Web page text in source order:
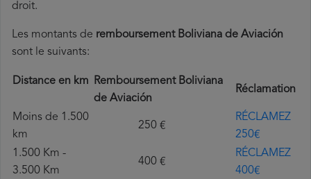
droit.
Les montants de remboursement Boliviana de Aviación
sont le suivants:
Distance en km Remboursement Boliviana
de Aviación
Réclamation
Moins de 1.500
km
250 €
RÉCLAMEZ
250€
1.500 Km -
3.500 Km
400 €
RÉCLAMEZ
400€